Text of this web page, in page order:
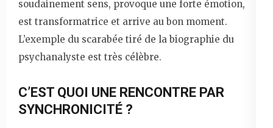
soudainement sens, provoque une forte émotion,
est transformatrice et arrive au bon moment.
L’exemple du scarabée tiré de la biographie du
psychanalyste est très célèbre.
C’EST QUOI UNE RENCONTRE PAR
SYNCHRONICITÉ ?